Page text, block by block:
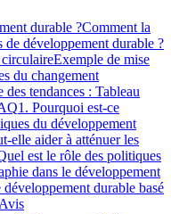
durable ?Comment la
de développement durable ?
Exemple de mise
du changement
des tendances : Tableau
1. Pourquoi est-ce
du développement
elle aider à atténuer les
est le rôle des politiques
dans le développement
durable basé